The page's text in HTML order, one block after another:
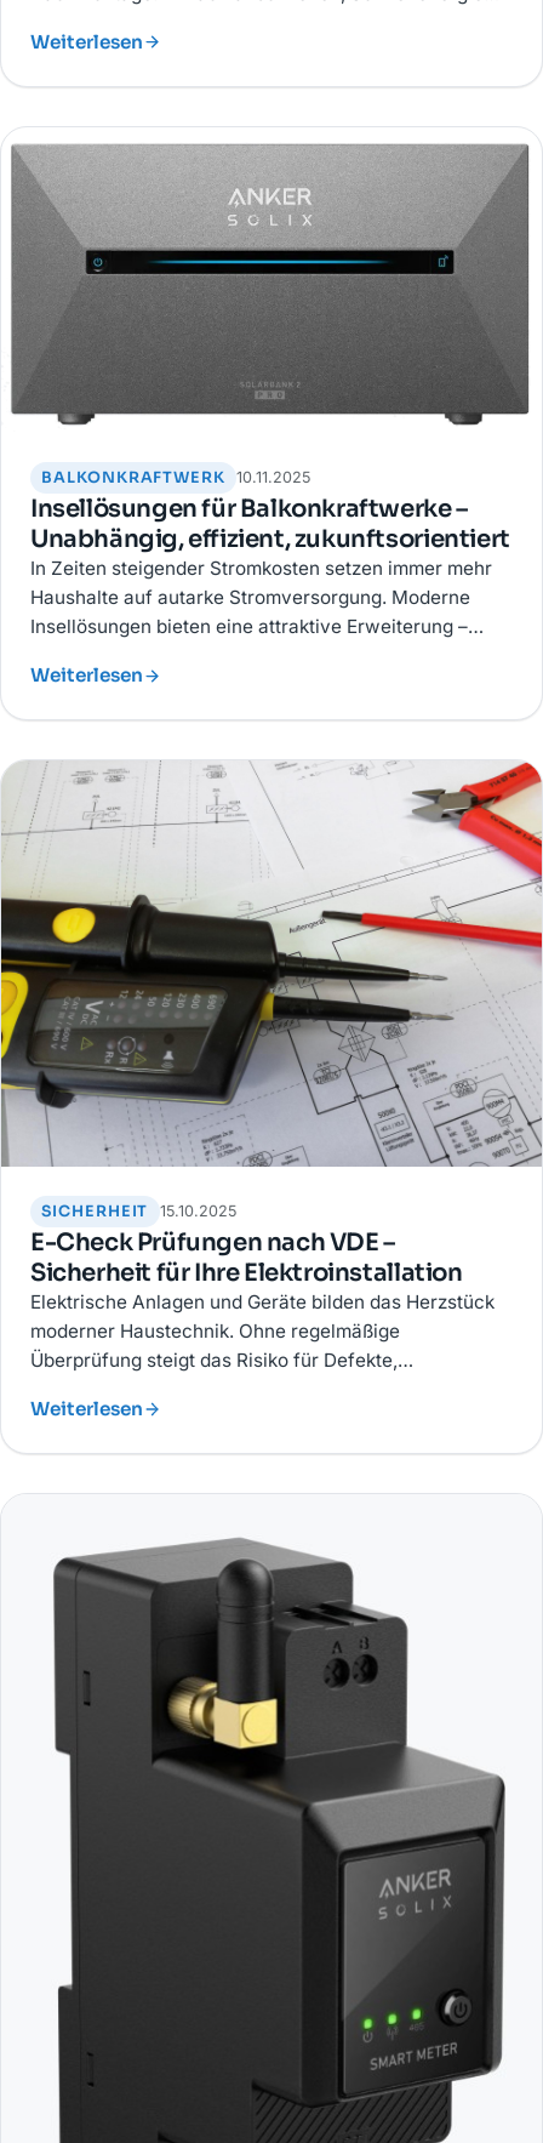
Mietwohnungen oder kleine Haushalte.
Weiterlesen
BALKONKRAFTWERK 10.11.2025
Insellösungen für Balkonkraftwerke –
Unabhängig, effizient, zukunftsorientiert
In Zeiten steigender Stromkosten setzen immer mehr
Haushalte auf autarke Stromversorgung. Moderne
Insellösungen bieten eine attraktive Erweiterung –
einem System.
Weiterlesen
SICHERHEIT 15.10.2025
E-Check Prüfungen nach VDE –
Sicherheit für Ihre Elektroinstallation
Elektrische Anlagen und Geräte bilden das Herzstück
moderner Haustechnik. Ohne regelmäßige
Überprüfung steigt das Risiko für Defekte,
nach VDE-Normen sind Sie auf der sicheren Seite.
Weiterlesen